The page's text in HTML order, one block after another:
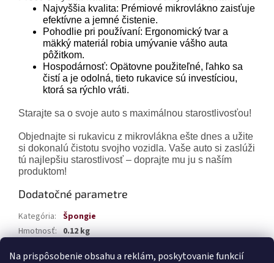
Na prispôsobenie obsahu a reklám, poskytovanie funkcií
Najvyššia kvalita: Prémiové mikrovlákno zaisťuje
efektívne a jemné čistenie.
Pohodlie pri používaní: Ergonomický tvar a
mäkký materiál robia umývanie vášho auta
pôžitkom.
Hospodárnosť: Opätovne použiteľné, ľahko sa
čistí a je odolná, tieto rukavice sú investíciou,
ktorá sa rýchlo vráti.
Starajte sa o svoje auto s maximálnou starostlivosťou!
Objednajte si rukavicu z mikrovlákna ešte dnes a užite
si dokonalú čistotu svojho vozidla. Vaše auto si zaslúži
tú najlepšiu starostlivosť – doprajte mu ju s naším
produktom!
Dodatočné parametre
Kategória: Špongie
Hmotnosť: 0.12 kg